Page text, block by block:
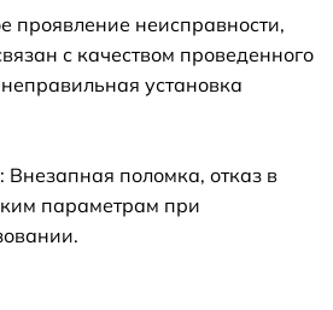
проявление неисправности,
с качеством проведенного
установка
поломка, отказ в
параметрам при